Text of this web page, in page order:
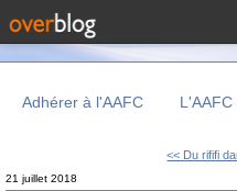
Adhérer à l'AAFC
<< Du rififi
21 juillet 2018